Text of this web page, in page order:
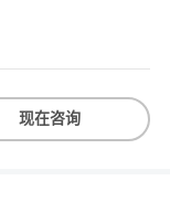
现在咨询